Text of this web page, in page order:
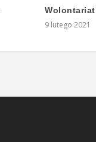
9 lutego 2021